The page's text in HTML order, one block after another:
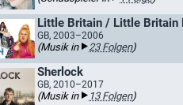
Little Britain / Little Britain
GB, 2003–2006
(Musik in 23 Folgen)
Sherlock
GB, 2010–2017
(Musik in 13 Folgen)